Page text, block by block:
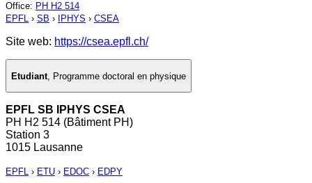
Office: PH H2 514
EPFL › SB › IPHYS › CSEA
Site web: https://csea.epfl.ch/
Etudiant Programme doctoral en physique
EPFL SB IPHYS CSEA
PH H2 514 (Bâtiment PH)
Station 3
1015 Lausanne
EPFL › ETU › EDOC › EDPY